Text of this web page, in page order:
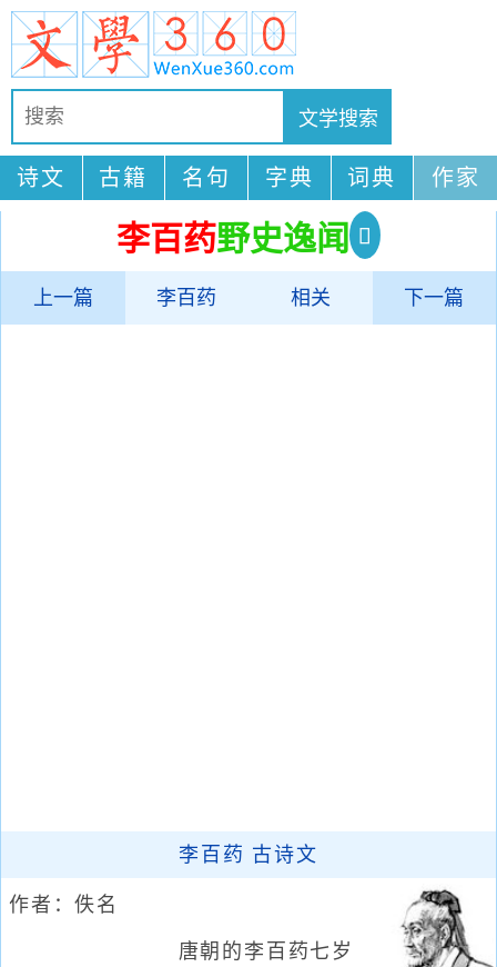
诗文 古籍 名句 字典 词典 作家
李百药野史逸闻
上一篇 李百药 相关 下一篇
李百药 古诗文
作者：佚名
唐朝的李百药七岁